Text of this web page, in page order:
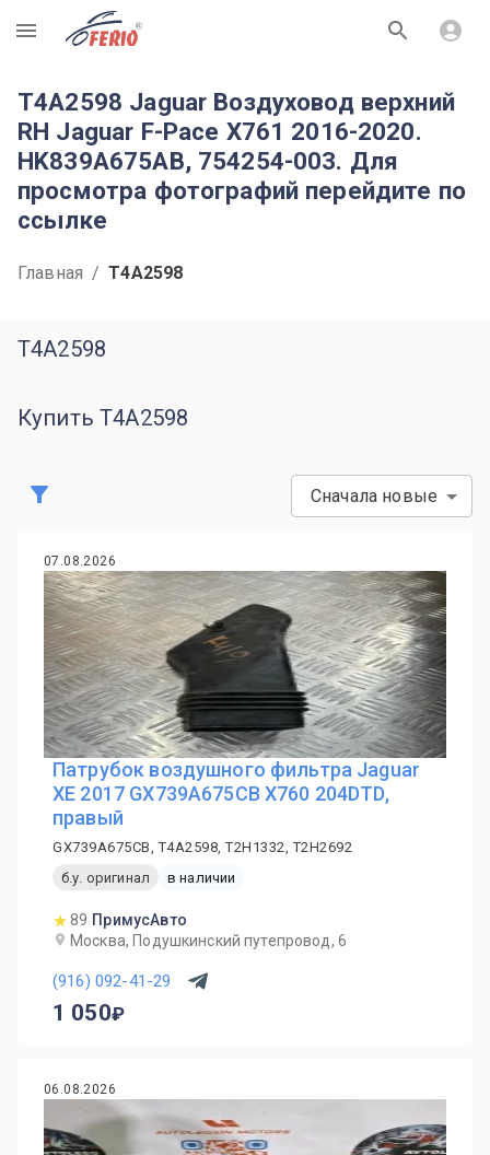
R
T4A2598 Jaguar Воздуховод верхний
RH Jaguar F-Pace X761 2016-2020.
HK839A675AB, 754254-003. Для
просмотра фотографий перейдите по
ссылке
Главная / T4A2598
T4A2598
Купить T4A2598
Сначала новые
07.08.2026
Патрубок воздушного фильтра Jaguar
XE 2017 GX739A675CB X760 204DTD,
правый
GX739A675CB, T4A2598, T2H1332, T2H2692
б.у. оригинал
в наличии
89 ПримусАвто
Москва, Подушкинский путепровод, 6
(916) 092-41-29
1 050
06.08.2026